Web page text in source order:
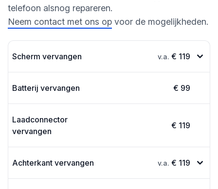
telefoon alsnog repareren.
Neem contact met ons op voor de mogelijkheden.
Scherm vervangen v.a. € 119
Batterij vervangen € 99
Laadconnector
vervangen
€ 119
Achterkant vervangen v.a. € 119